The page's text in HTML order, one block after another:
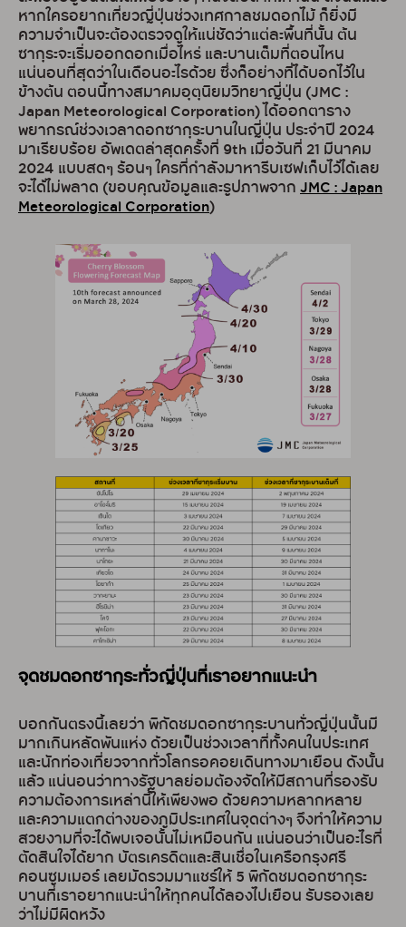
หากใครอยากเที่ยวญี่ปุ่นช่วงเทศกาลชมดอกไม้ ก็ยิ่งมี
ความจำเป็นจะต้องตรวจดูให้แน่ชัดว่าแต่ละพื้นที่นั้น ต้น
ซากุระจะเริ่มออกดอกเมื่อไหร่ และบานเต็มที่ตอนไหน
แน่นอนที่สุดว่าในเดือนอะไรด้วย ซึ่งก็อย่างที่ได้บอกไว้ใน
ข้างต้น ตอนนี้ทางสมาคมอุตุนิยมวิทยาญี่ปุ่น (JMC :
Japan Meteorological Corporation) ได้ออกตาราง
พยากรณ์ช่วงเวลาดอกซากุระบานในญี่ปุ่น ประจำปี 2024
มาเรียบร้อย อัพเดตล่าสุดครั้งที่ 9th เมื่อวันที่ 21 มีนาคม
2024 แบบสดๆ ร้อนๆ ใครที่กำลังมาหารีบเซฟเก็บไว้ได้เลย
จะได้ไม่พลาด (ขอบคุณข้อมูลและรูปภาพจาก JMC : Japan
Meteorological Corporation)
จุดชมดอกซากุระทั่วญี่ปุ่นที่เราอยากแนะนำ
บอกกันตรงนี้เลยว่า พิกัดชมดอกซากุระบานทั่วญี่ปุ่นนั้นมี
มากเกินหลัดพันแห่ง ด้วยเป็นช่วงเวลาที่ทั้งคนในประเทศ
และนักท่องเที่ยวจากทั่วโลกรอคอยเดินทางมาเยือน ดังนั้น
แล้ว แน่นอนว่าทางรัฐบาลย่อมต้องจัดให้มีสถานที่รองรับ
ความต้องการเหล่านี้ให้เพียงพอ ด้วยความหลากหลาย
และความแตกต่างของภูมิประเทศในจุดต่างๆ จึงทำให้ความ
สวยงามที่จะได้พบเจอนั้นไม่เหมือนกัน แน่นอนว่าเป็นอะไรที่
ตัดสินใจได้ยาก บัตรเครดิตและสินเชื่อในเครือกรุงศรี
คอนซูมเมอร์ เลยมัดรวมมาแชร์ให้ 5 พิกัดชมดอกซากุระ
บานที่เราอยากแนะนำให้ทุกคนได้ลองไปเยือน รับรองเลย
ว่าไม่มีผิดหวัง